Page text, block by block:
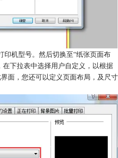
印机型号。然后切换至“纸张页面布
在下拉表中选择用户自定义，以根据
面，您还可以定义页面布局，及尺寸